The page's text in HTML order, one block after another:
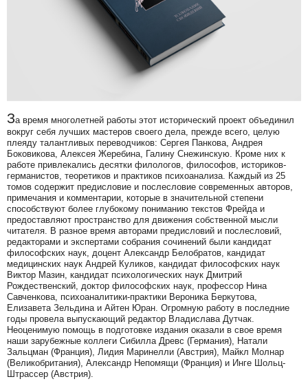
За время многолетней работы этот исторический проект объединил
вокруг себя лучших мастеров своего дела, прежде всего, целую
плеяду талантливых переводчиков: Сергея Панкова, Андрея
Боковикова, Алексея Жеребина, Галину Снежинскую. Кроме них к
работе привлекались десятки филологов, философов, историков-
германистов, теоретиков и практиков психоанализа. Каждый из 25
томов содержит предисловие и послесловие современных авторов,
примечания и комментарии, которые в значительной степени
способствуют более глубокому пониманию текстов Фрейда и
предоставляют пространство для движения собственной мысли
читателя. В разное время авторами предисловий и послесловий,
редакторами и экспертами собрания сочинений были кандидат
философских наук, доцент Александр Белобратов, кандидат
медицинских наук Андрей Куликов, кандидат философских наук
Виктор Мазин, кандидат психологических наук Дмитрий
Рождественский, доктор философских наук, профессор Нина
Савченкова, психоаналитики-практики Вероника Беркутова,
Елизавета Зельдина и Айтен Юран. Огромную работу в последние
годы провела выпускающий редактор Владислава Дутчак.
Неоценимую помощь в подготовке издания оказали в свое время
наши зарубежные коллеги Сибилла Древс (Германия), Натали
Зальцман (Франция), Лидия Маринелли (Австрия), Майкл Молнар
(Великобритания), Александр Непомящи (Франция) и Инге Шольц-
Штрассер (Австрия).